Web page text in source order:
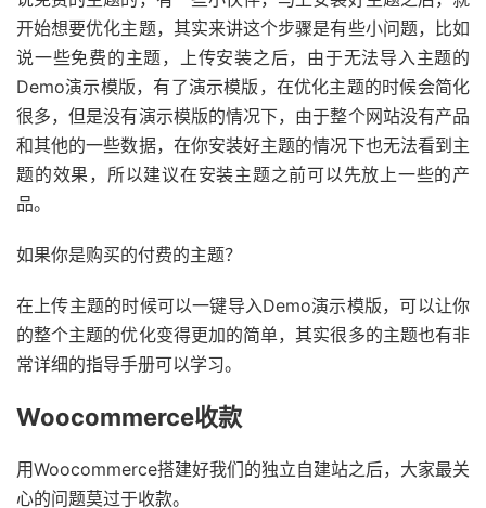
开始想要优化主题，其实来讲这个步骤是有些小问题，比如
说一些免费的主题，上传安装之后，由于无法导入主题的
Demo演示模版，有了演示模版，在优化主题的时候会简化
很多，但是没有演示模版的情况下，由于整个网站没有产品
和其他的一些数据，在你安装好主题的情况下也无法看到主
题的效果，所以建议在安装主题之前可以先放上一些的产
品。
如果你是购买的付费的主题？
在上传主题的时候可以一键导入Demo演示模版，可以让你
的整个主题的优化变得更加的简单，其实很多的主题也有非
常详细的指导手册可以学习。
Woocommerce收款
用Woocommerce搭建好我们的独立自建站之后，大家最关
心的问题莫过于收款。